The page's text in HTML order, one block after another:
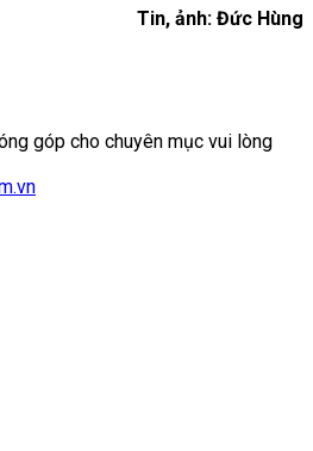
Tin, ảnh: Đức Hùng
góp cho chuyên mục vui lòng